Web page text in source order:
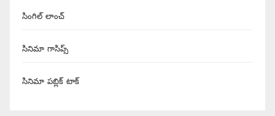
సింగిల్ లాంచ్
సినిమా గాసిప్స్
సినిమా పబ్లిక్ టాక్